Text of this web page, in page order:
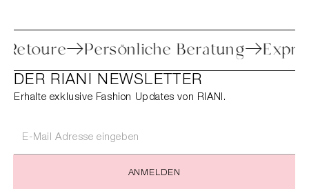
Retoure Persönliche Beratung
DER RIANI NEWSLETTER
Erhalte exklusive Fashion Updates von RIANI.
ANMELDEN